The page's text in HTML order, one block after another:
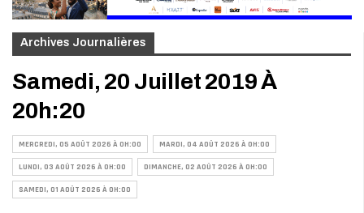
Archives Journalières
Samedi, 20 Juillet 2019 À
20h:20
MERCREDI, 05 AOÛT 2026 À 0H:00 MARDI, 04 AOÛT 2026 À 0H:00
LUNDI, 03 AOÛT 2026 À 0H:00 DIMANCHE, 02 AOÛT 2026 À 0H:00
SAMEDI, 01 AOÛT 2026 À 0H:00